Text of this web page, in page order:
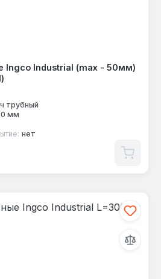
Ingco Industrial (max - 50мм)
трубный
мм
нет